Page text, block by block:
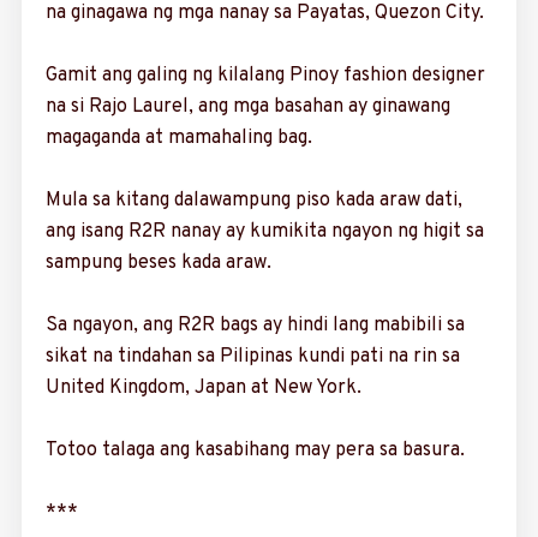
na ginagawa ng mga nanay sa Payatas, Quezon City.
Gamit ang galing ng kilalang Pinoy fashion designer
na si Rajo Laurel, ang mga basahan ay ginawang
magaganda at mamahaling bag.
Mula sa kitang dalawampung piso kada araw dati,
ang isang R2R nanay ay kumikita ngayon ng higit sa
sampung beses kada araw.
Sa ngayon, ang R2R bags ay hindi lang mabibili sa
sikat na tindahan sa Pilipinas kundi pati na rin sa
United Kingdom, Japan at New York.
Totoo talaga ang ka­sabihang may pera sa basura.
***